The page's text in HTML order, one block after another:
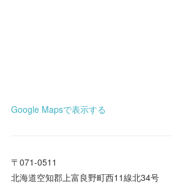
Google Mapsで表示する
〒071-0511
北海道空知郡上富良野町西11線北34号